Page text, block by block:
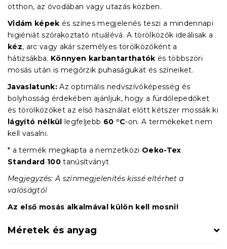
otthon, az óvodában vagy utazás közben.
Vidám képek és színes megjelenés teszi a mindennapi
higiéniát szórakoztató rituálévá. A törölközők ideálisak a
kéz, arc vagy akár személyes törölközőként a
hátizsákba. Könnyen karbantarthatók és többszöri
mosás után is megőrzik puhaságukat és színeiket.
Javaslatunk: Az optimális nedvszívóképesség és
bolyhosság érdekében ajánljuk, hogy a fürdőlepedőket
és törölközőket az első használat előtt kétszer mossák ki
lágyító nélkül legfeljebb 60 °C-on. A termékeket nem
kell vasalni.
* a termék megkapta a nemzetközi Oeko-Tex
Standard 100 tanúsítványt
Megjegyzés: A színmegjelenítés kissé eltérhet a
valóságtól
Az első mosás alkalmával külön kell mosni!
Méretek és anyag